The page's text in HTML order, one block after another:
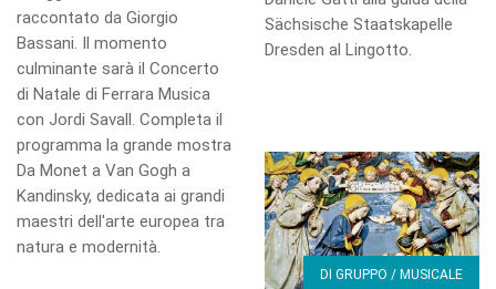
raccontato da Giorgio
Bassani. Il momento
culminante sarà il Concerto
di Natale di Ferrara Musica
con Jordi Savall. Completa il
programma la grande mostra
Da Monet a Van Gogh a
Kandinsky, dedicata ai grandi
maestri dell'arte europea tra
natura e modernità.
Sächsische Staatskapelle
Dresden al Lingotto.
DI GRUPPO / MUSICALE